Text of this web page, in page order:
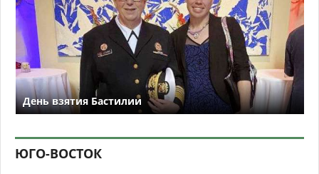
День взятия Бастилии
ЮГО-ВОСТОК